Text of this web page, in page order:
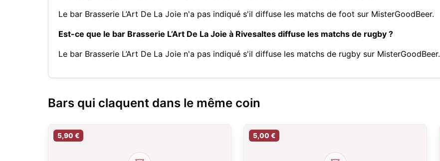
Le bar Brasserie L’Art De La Joie n'a pas indiqué s'il diffuse les matchs de foot sur MisterGoodBeer.
Est-ce que le bar Brasserie L’Art De La Joie à Rivesaltes diffuse les matchs de rugby ?
Le bar Brasserie L’Art De La Joie n'a pas indiqué s'il diffuse les matchs de rugby sur MisterGoodBeer.
Bars qui claquent dans le même coin
5,90 € 5,00 €